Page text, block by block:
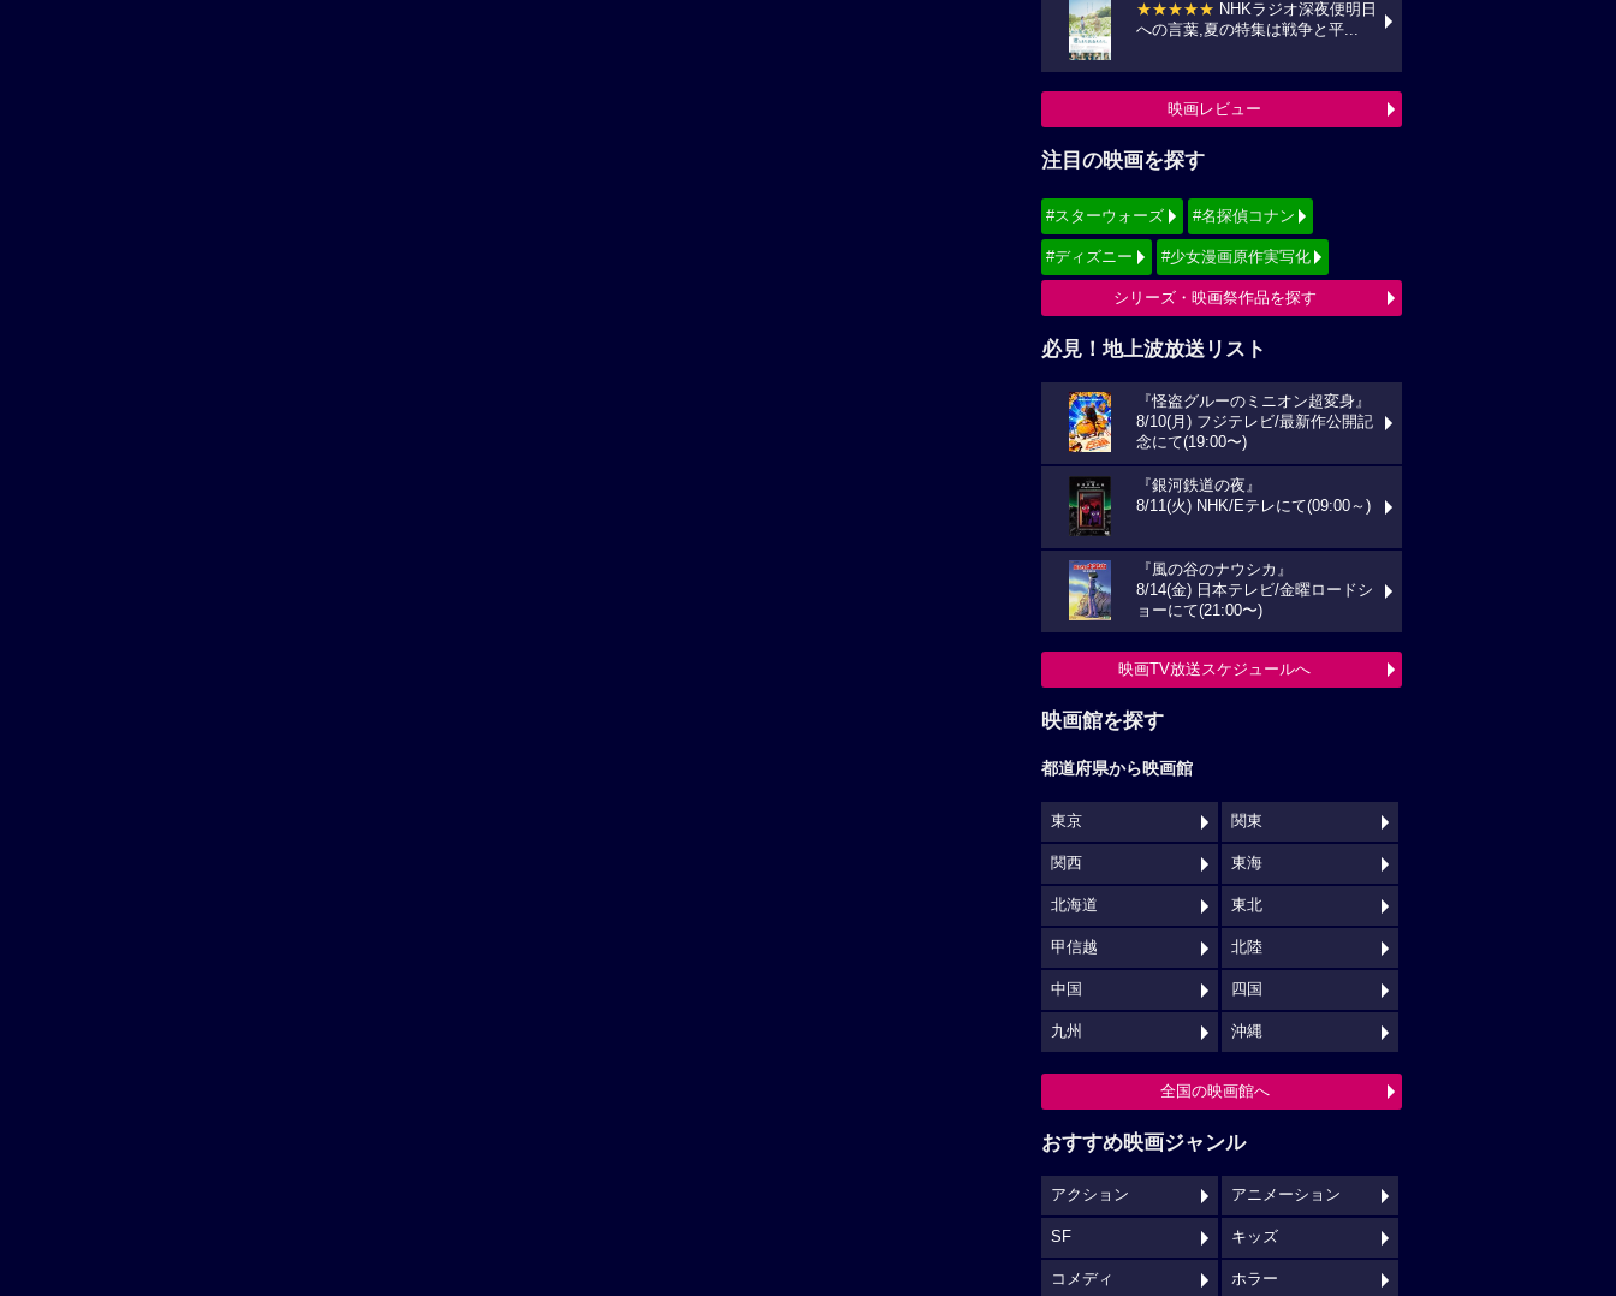
★★★★★ NHKラジオ深夜便明日
への言葉,夏の特集は戦争と平...
映画レビュー
注目の映画を探す
#スターウォーズ #名探偵コナン
#ディズニー #少女漫画原作実写化
シリーズ・映画祭作品を探す
必見！地上波放送リスト
『怪盗グルーのミニオン超変身』
8/10(月) フジテレビ/最新作公開記
念にて(19:00〜)
『銀河鉄道の夜』
8/11(火) NHK/Eテレにて(09:00～)
『風の谷のナウシカ』
8/14(金) 日本テレビ/金曜ロードシ
ョーにて(21:00〜)
映画TV放送スケジュールへ
映画館を探す
都道府県から映画館
東京 関東
関西 東海
北海道 東北
甲信越 北陸
中国 四国
九州 沖縄
全国の映画館へ
おすすめ映画ジャンル
アクション アニメーション
SF キッズ
コメディ ホラー